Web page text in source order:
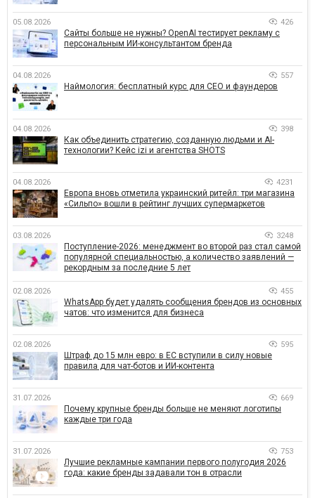
05.08.2026 426
Сайты больше не нужны? OpenAI тестирует рекламу с
персональным ИИ-консультантом бренда
04.08.2026 557
Наймология: бесплатный курс для CEO и фаундеров
04.08.2026 398
Как объединить стратегию, созданную людьми и AI-
технологии? Кейс izi и агентства SHOTS
04.08.2026 4231
Европа вновь отметила украинский ритейл: три магазина
«Сильпо» вошли в рейтинг лучших супермаркетов
03.08.2026 3248
Поступление-2026: менеджмент во второй раз стал самой
популярной специальностью, а количество заявлений —
рекордным за последние 5 лет
02.08.2026 455
WhatsApp будет удалять сообщения брендов из основных
чатов: что изменится для бизнеса
02.08.2026 595
Штраф до 15 млн евро: в ЕС вступили в силу новые
правила для чат-ботов и ИИ-контента
31.07.2026 669
Почему крупные бренды больше не меняют логотипы
каждые три года
31.07.2026 753
Лучшие рекламные кампании первого полугодия 2026
года: какие бренды задавали тон в отрасли